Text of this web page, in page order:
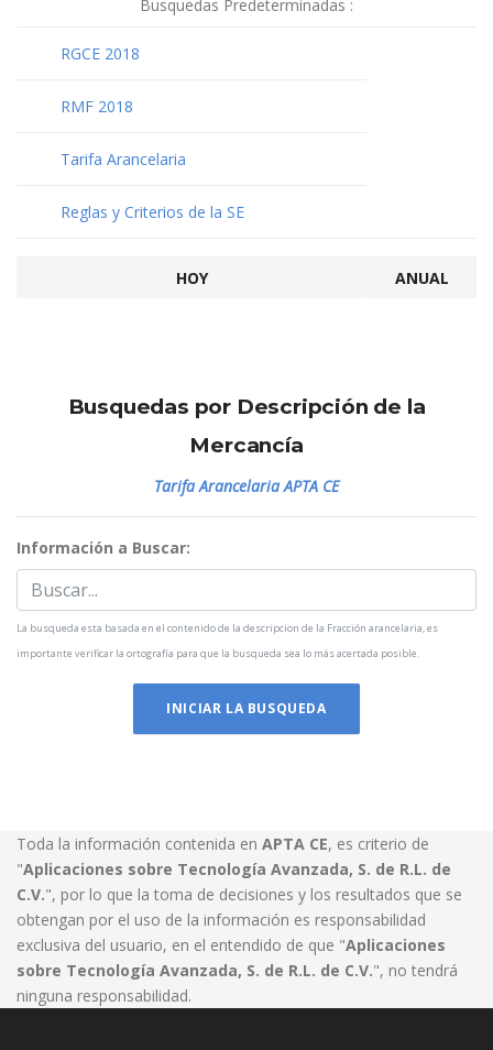
Busquedas Predeterminadas :
RGCE 2018
RMF 2018
Tarifa Arancelaria
Reglas y Criterios de la SE
HOY ANUAL
Busquedas por Descripción de la
Mercancía
Tarifa Arancelaria APTA CE
Información a Buscar:
La busqueda esta basada en el contenido de la descripcion de la Fracción arancelaria, es
importante verificar la ortografía para que la busqueda sea lo más acertada posible.
INICIAR LA BUSQUEDA
Toda la información contenida en APTA CE, es criterio de
"Aplicaciones sobre Tecnología Avanzada, S. de R.L. de
C.V.", por lo que la toma de decisiones y los resultados que se
obtengan por el uso de la información es responsabilidad
exclusiva del usuario, en el entendido de que "Aplicaciones
sobre Tecnología Avanzada, S. de R.L. de C.V.", no tendrá
ninguna responsabilidad.